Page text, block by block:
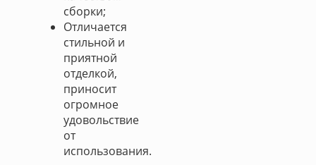
сборки;
Отличается
стильной и
приятной
отделкой,
приносит
огромное
удовольствие
от
использования.